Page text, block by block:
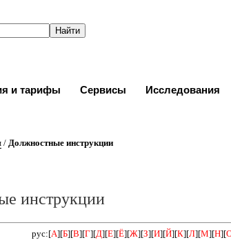
и тарифы Сервисы Исследования
/ Должностные инструкции
инструкции
рус:[А][Б][В][Г][Д][Е][Ё][Ж][З][И][Й][К][Л][М][Н][